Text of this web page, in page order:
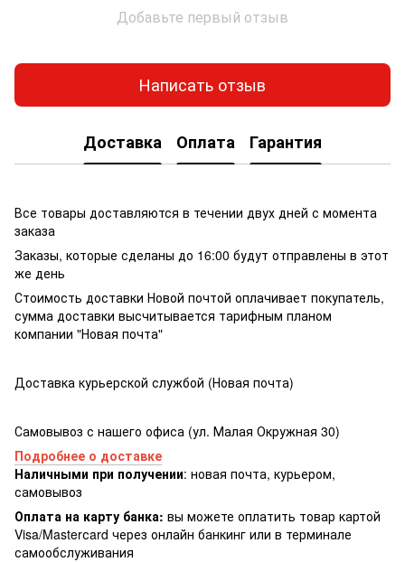
Добавьте первый отзыв
Написать отзыв
Доставка Оплата Гарантия
Все товары доставляются в течении двух дней с момента
заказа
Заказы, которые сделаны до 16:00 будут отправлены в этот
же день
Стоимость доставки Новой почтой оплачивает покупатель,
сумма доставки высчитывается тарифным планом
компании "Новая почта"
Доставка курьерской службой (Новая почта)
Самовывоз с нашего офиса (ул. Малая Окружная 30)
Подробнее о доставке
Наличными при получении: новая почта, курьером,
самовывоз
Оплата на карту банка: вы можете оплатить товар картой
Visa/Masterсard через онлайн банкинг или в терминале
самообслуживания